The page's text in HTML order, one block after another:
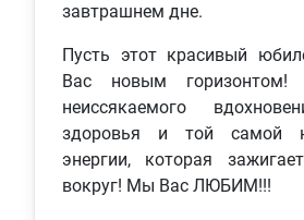
завтрашнем дне.
Пусть этот красивый
Вас новым
неиссякаемого
здоровья и той самой
энергии, которая
вокруг! Мы Вас ЛЮБИМ!!!